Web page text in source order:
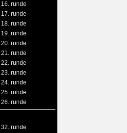
16. runde
17. runde
18. runde
19. runde
20. runde
21. runde
22. runde
23. runde
24. runde
25. runde
26. runde
32. runde